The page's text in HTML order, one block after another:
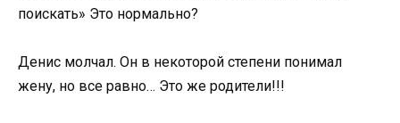
поискать» Это нормально?
Денис молчал. Он в некоторой степени понимал
жену, но все равно… Это же родители!!!